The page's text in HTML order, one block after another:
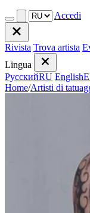
Accedi
Rivista Trova artista
Lingua
РусскийRU English
Home/Artisti di